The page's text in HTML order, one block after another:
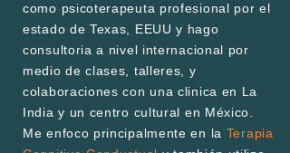
como psicoterapeuta profesional por el
estado de Texas, EEUU y hago
consultoria a nivel internacional por
medio de clases, talleres, y
colaboraciones con una clinica en La
India y un centro cultural en México.
Me enfoco principalmente en la Terapia